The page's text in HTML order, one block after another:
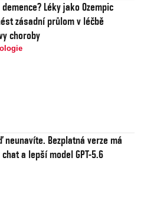
Léky jako Ozempic
zásadní průlom v léčbě
choroby
neunavíte. Bezplatná verze má
a lepší model GPT-5.6